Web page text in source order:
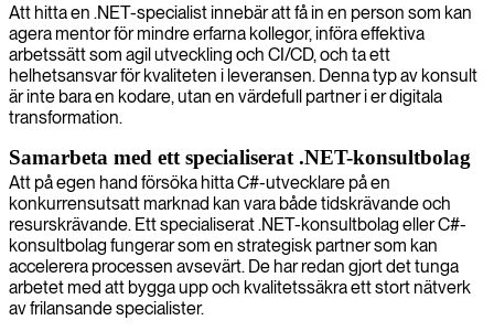
Att hitta en .NET-specialist innebär att få in en person som kan
agera mentor för mindre erfarna kollegor, införa effektiva
arbetssätt som agil utveckling och CI/CD, och ta ett
helhetsansvar för kvaliteten i leveransen. Denna typ av konsult
är inte bara en kodare, utan en värdefull partner i er digitala
transformation.
Samarbeta med ett specialiserat .NET-konsultbolag
Att på egen hand försöka hitta C#-utvecklare på en
konkurrensutsatt marknad kan vara både tidskrävande och
resurskrävande. Ett specialiserat .NET-konsultbolag eller C#-
konsultbolag fungerar som en strategisk partner som kan
accelerera processen avsevärt. De har redan gjort det tunga
arbetet med att bygga upp och kvalitetssäkra ett stort nätverk
av frilansande specialister.